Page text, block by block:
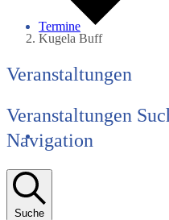
Termine
Kugela Buff
Veranstaltungen
Veranstaltungen
Navigation
Suche